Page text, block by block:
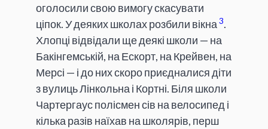
оголосили свою вимогу скасувати
ціпок. У деяких школах розбили вікна 3.
Хлопці відвідали ще деякі школи — на
Бакінгемській, на Ескорт, на Крейвен, на
Мерсі — і до них скоро приєдналися діти
з вулиць Лінкольна і Кортні. Біля школи
Чартергаус полісмен сів на велосипед і
кілька разів наїхав на школярів, перш